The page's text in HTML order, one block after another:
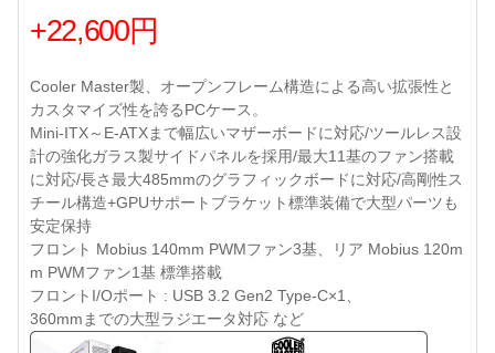
+22,600円
Cooler Master製、オープンフレーム構造による高い拡張性と
カスタマイズ性を誇るPCケース。
Mini-ITX～E-ATXまで幅広いマザーボードに対応/ツールレス設
計の強化ガラス製サイドパネルを採用/最大11基のファン搭載
に対応/長さ最大485mmのグラフィックボードに対応/高剛性ス
チール構造+GPUサポートブラケット標準装備で大型パーツも
安定保持
フロント Mobius 140mm PWMファン3基、リア Mobius 120m
m PWMファン1基 標準搭載
フロントI/Oポート : USB 3.2 Gen2 Type-C×1、
360mmまでの大型ラジエータ対応 など